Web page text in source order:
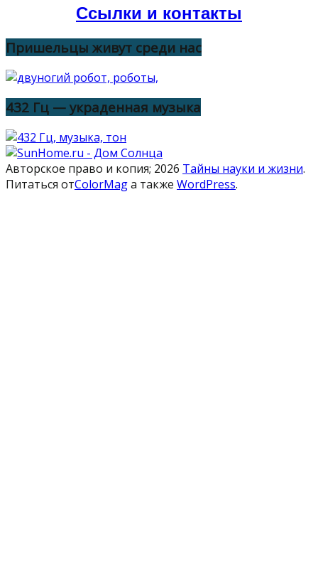
Ссылки и контакты
Пришельцы живут среди нас
432 Гц — украденная музыка
Авторское право и копия; 2026 Тайны науки и жизни.
Питаться отColorMagа также WordPress.